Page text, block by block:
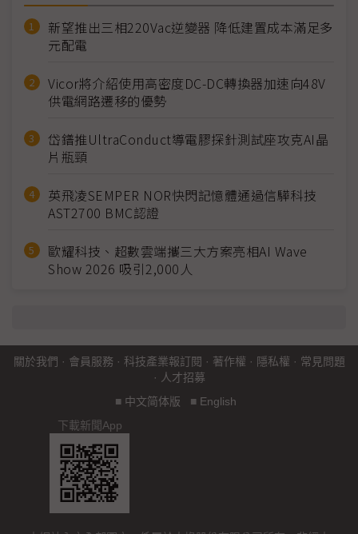
新望推出三相220Vac逆變器 降低建置成本滿足多
元配電
Vicor將介紹使用高密度DC-DC轉換器加速向48V
供電網路遷移的優勢
岱鐠推UltraConduct導電膠探針測試座攻克AI晶
片瓶頸
英飛凌SEMPER NOR快閃記憶體通過信驊科技
AST2700 BMC認證
歐耀科技、超數雲端攜三大方案亮相AI Wave
Show 2026 吸引2,000人
關於我們 · 會員服務 · 科技產業報訂閱 · 著作權 · 隱私權 · 常見問題
· 人才招募
■ 中文简体版 ■ English
下載新聞App